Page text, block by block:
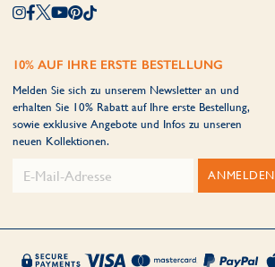
10% AUF IHRE ERSTE BESTELLUNG
Melden Sie sich zu unserem Newsletter an und
erhalten Sie 10% Rabatt auf Ihre erste Bestellung,
sowie exklusive Angebote und Infos zu unseren
neuen Kollektionen.
ANMELDEN